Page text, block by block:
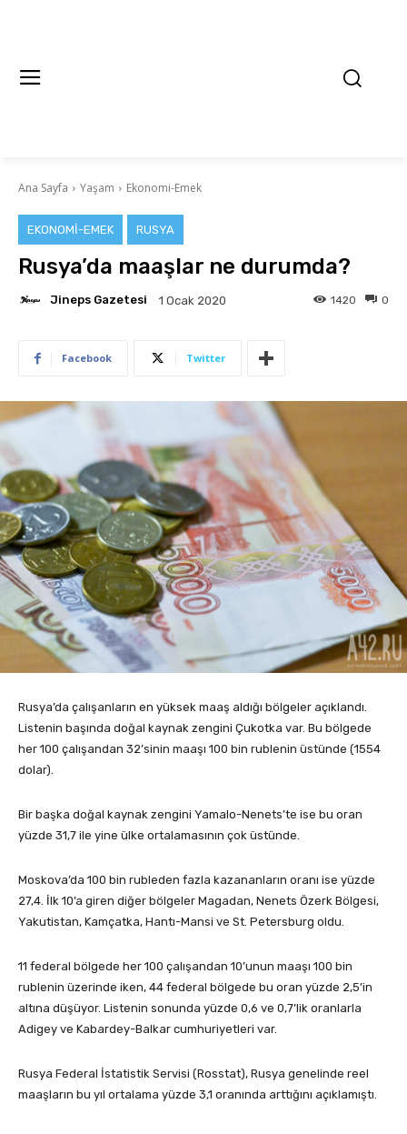
Ana Sayfa Yaşam Ekonomi-Emek
EKONOMI-EMEK RUSYA
Rusya’da maaşlar ne durumda?
Jineps Gazetesi 1 Ocak 2020 0
1420
Facebook Twitter
Rusya’da çalışanların en yüksek maaş aldığı bölgeler açıklandı.
Listenin başında doğal kaynak zengini Çukotka var. Bu bölgede
her 100 çalışandan 32’sinin maaşı 100 bin rublenin üstünde (1554
dolar).
Bir başka doğal kaynak zengini Yamalo-Nenets’te ise bu oran
yüzde 31,7 ile yine ülke ortalamasının çok üstünde.
Moskova’da 100 bin rubleden fazla kazananların oranı ise yüzde
27,4. İlk 10’a giren diğer bölgeler Magadan, Nenets Özerk Bölgesi,
Yakutistan, Kamçatka, Hantı-Mansi ve St. Petersburg oldu.
11 federal bölgede her 100 çalışandan 10’unun maaşı 100 bin
rublenin üzerinde iken, 44 federal bölgede bu oran yüzde 2,5’in
altına düşüyor. Listenin sonunda yüzde 0,6 ve 0,7’lik oranlarla
Adigey ve Kabardey-Balkar cumhuriyetleri var.
Rusya Federal İstatistik Servisi (Rosstat), Rusya genelinde reel
maaşların bu yıl ortalama yüzde 3,1 oranında arttığını açıklamıştı.